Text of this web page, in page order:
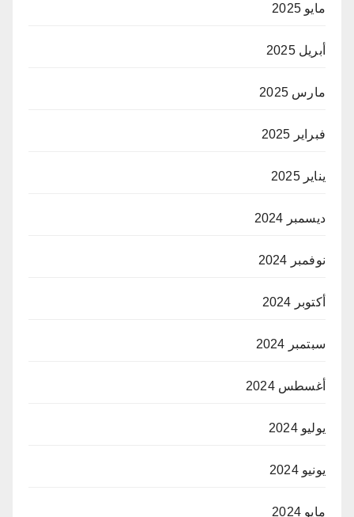
مايو 2025
أبريل 2025
مارس 2025
فبراير 2025
يناير 2025
ديسمبر 2024
نوفمبر 2024
أكتوبر 2024
سبتمبر 2024
أغسطس 2024
يوليو 2024
يونيو 2024
مايو 2024